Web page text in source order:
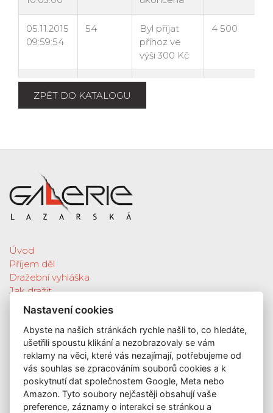
ZPĚT DO KATALOGU
Úvod
Příjem děl
Dražební vyhláška
Jak dražit
Galerie
Katalog vydražených děl
O nás
GDPR
Kontakt
KONTAKT
GALERIE LAZARSKÁ
Nastavení cookies
Abyste na našich stránkách rychle našli to, co hledáte,
ušetřili spoustu klikání a nezobrazovaly se vám
reklamy na věci, které vás nezajímají, potřebujeme od
vás souhlas se zpracováním souborů cookies a k
poskytnutí dat společnostem Google, Meta nebo
Amazon. Tyto soubory nejčastěji obsahují vaše
preference, záznamy o interakci se stránkou a